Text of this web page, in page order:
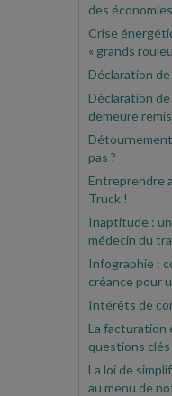
des
Crise
« grands
Déclaration
Déclaration
demeure
pas ?
Entreprendre
Truck !
Inaptitude :
médecin du
Infographie :
créance pour
Intérêts de
La facturation
questions clés
La loi de
au menu de